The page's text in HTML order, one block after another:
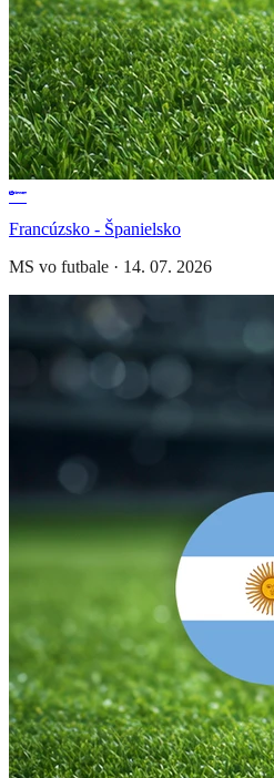
Francúzsko - Španielsko
MS vo futbale · 14. 07. 2026